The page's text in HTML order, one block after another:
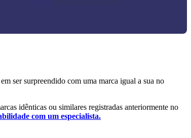
ser surpreendido com uma marca igual a sua no
idênticas ou similares registradas anteriormente no
com um especialista.